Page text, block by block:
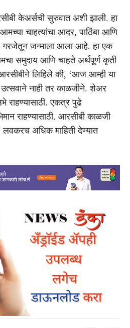
केअर्सची सुरुवात अशी झाली. हा
चाहत्यांचा आदर, पाठिंबा आणि
गरजेतून जन्माला आला आहे. हा एक
समुदाय आणि चाहते अर्थपूर्ण कृती
लिहिले की, ‘आज आम्ही या
नाही तर काळजीने. शेअर
राहण्यासाठी. एकत्र पुढे
राहण्यासाठी. आरसीबी काळजी
अधिक माहिती देण्यात